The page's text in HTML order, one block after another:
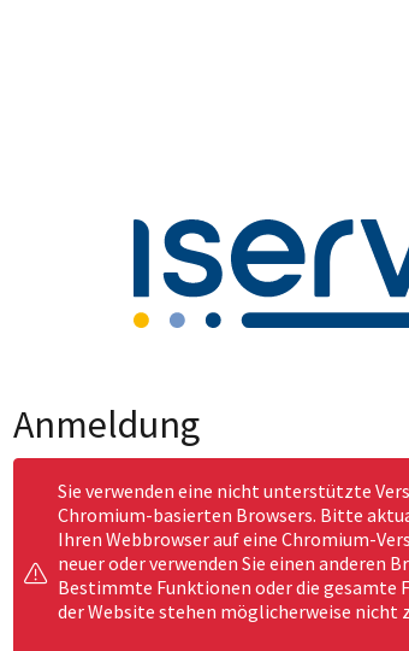
Anmeldung
Sie verwenden eine nicht unterstützte
Chromium-basierten Browsers. Bitte
Ihren Webbrowser auf eine Chromium-
neuer oder verwenden Sie einen anderen
Bestimmte Funktionen oder die
der Website stehen möglicherweise nicht